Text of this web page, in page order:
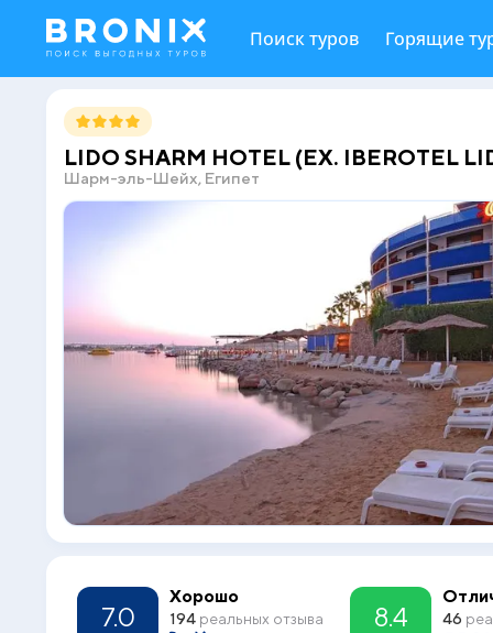
Поиск туров Горящие
LIDO SHARM HOTEL (EX. IBEROTEL
Шарм-эль-Шейх, Египет
7.0
Хорошо
194 реальных отзыва 8.4 46